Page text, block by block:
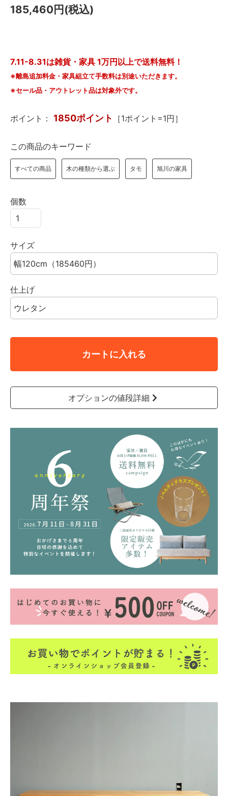
185,460円(税込)
7.11-8.31は雑貨・家具 1万円以上で送料無料！
※離島追加料金・家具組立て手数料は別途いただきます。
※セール品・アウトレット品は対象外です。
ポイント： 1850ポイント ［1ポイント=1円］
この商品のキーワード
すべての商品 木の種類から選ぶ タモ 旭川の家具
個数
サイズ
仕上げ
カートに入れる
オプションの値段詳細